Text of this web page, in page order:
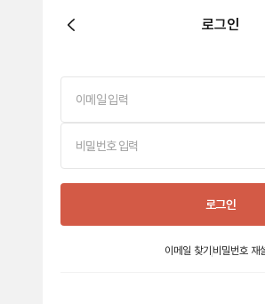
로그인
로그인
이메일 찾기 비밀번호 재